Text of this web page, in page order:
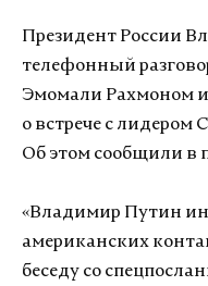
Президент России
телефонный
Эмомали Рахмоном и
о встрече с
Об этом сообщили в
«Владимир Путин
американских
беседу со